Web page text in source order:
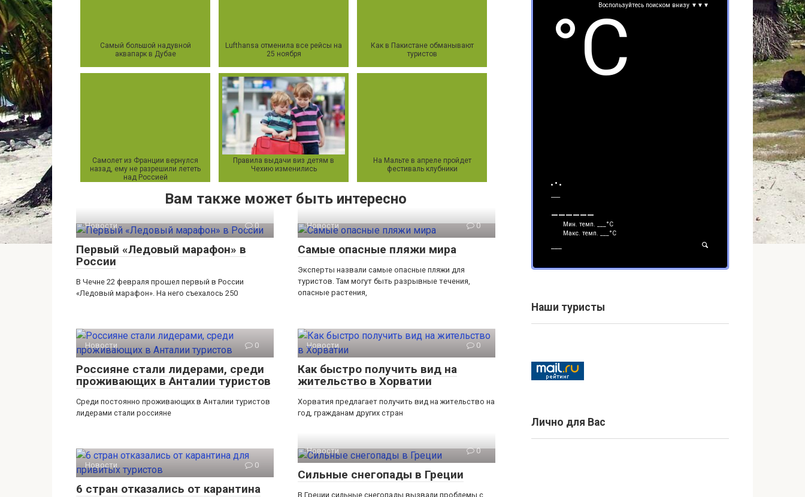
Самый большой надувной
аквапарк в Дубае
Lufthansa отменила все рейсы на
25 ноября
Как в Пакистане обманывают
туристов
Самолет из Франции вернулся
назад, ему не разрешили лететь
над Россией
Правила выдачи виз детям в
Чехию изменились
На Мальте в апреле пройдет
фестиваль клубники
Вам также может быть интересно
Новости 0
Первый «Ледовый марафон» в
России
В Чечне 22 февраля прошел первый в России
«Ледовый марафон». На него съехалось 250
Новости 0
Самые опасные пляжи мира
Эксперты назвали самые опасные пляжи для
туристов. Там могут быть разрывные течения,
опасные растения,
Новости 0
Россияне стали лидерами, среди
проживающих в Анталии туристов
Среди постоянно проживающих в Анталии туристов
лидерами стали россияне
Новости 0
Как быстро получить вид на
жительство в Хорватии
Хорватия предлагает получить вид на жительство на
год, гражданам других стран
Новости 0
6 стран отказались от карантина
Новости 0
Сильные снегопады в Греции
В Греции сильные снегопады вызвали проблемы с
Воспользуйтесь поиском внизу ▼▼▼
°С
Мин. темп.
°С
Макс. темп.
°С
Наши туристы
Лично для Вас